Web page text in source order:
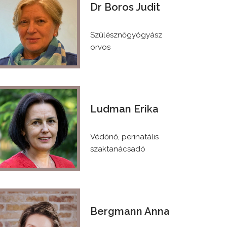
Klikk!
Dr Boros Judit
Szülésznőgyógyász
orvos
Klikk!
Ludman Erika
Védőnő, perinatális
szaktanácsadó
Bergmann Anna